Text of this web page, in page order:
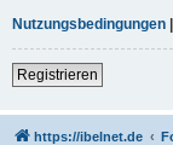
Nutzungsbedingungen |
Registrieren
https://ibelnet.de